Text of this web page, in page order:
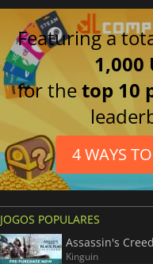
Featuring a
1,000
for thetop 10
4 WAYS
JOGOS POPULARES
Kinguin